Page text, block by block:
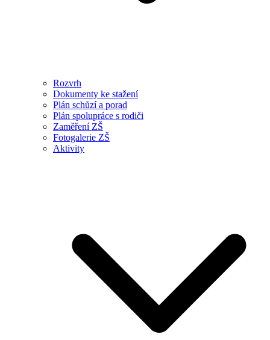
Rozvrh
Dokumenty ke stažení
Plán schůzí a porad
Plán spolupráce s rodiči
Zaměření ZŠ
Fotogalerie ZŠ
Aktivity